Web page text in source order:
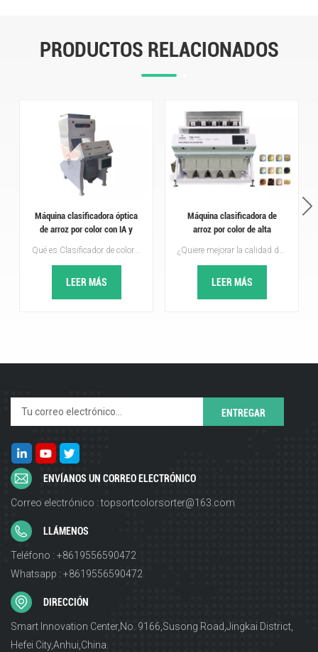
PRODUCTOS RELACIONADOS
Máquina clasificadora óptica
de arroz por color con IA y
profundo.
Qué es Clasificador de colores mediante aprendizaje profundo con IA?La clasificadora de color con inteligencia artificial y aprendizaje profundo es una máquina de clasificación óptica de nueva generación, una mejora con respecto a las clasificadoras de color tradicionales.Combina cámaras de alta definición, sensores y algoritmos de inteligencia artificial de aprendizaje profundo, lo que permite no solo diferenciar los materiales por su color, sino también identificar la forma, la textura, las grietas superficiales, las manchas de moho y los pequeños defectos que los clasificadores tradicionales no pueden detectar.
LEER MÁS
Máquina clasificadora de
arroz por color de alta
clasificador por color de arroz
¿Quiere mejorar la calidad de su arroz mediante una máquina clasificadora de color de arroz de alta velocidad?Serie TOPSORT TS Plus clasificadora del color del arroz integra tecnologías avanzadas de clasificación de luz visible. La clasificadora de arroz por color serie RG se utiliza principalmente para la clasificación única de arroz amarillo o para la clasificación única de arroz calcáreo. También se puede utilizar al mismo tiempo para clasificar amarillo y calcáreo.
LEER MÁS
ENVÍANOS UN CORREO ELECTRÓNICO
Correo electrónico : topsortcolorsorter@163.com
LLÁMENOS
Teléfono : +8619556590472
Whatsapp : +8619556590472
DIRECCIÓN
Smart Innovation Center,No. 9166,Susong Road,Jingkai District,
Hefei City,Anhui,China.